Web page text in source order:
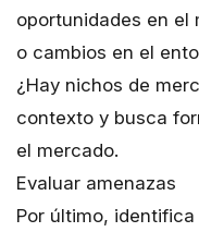
oportunidades en el
o cambios en el
¿Hay nichos de
contexto y busca
el mercado.
Evaluar amenazas
Por último,